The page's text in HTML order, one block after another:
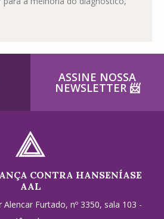
ASSINE NOSSA
NEWSLETTER ​📨
CONTRA HANSENÍASE
AAL
Furtado, nº 3350, sala 103 -